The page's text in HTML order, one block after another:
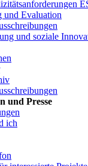
und Eva­lua­ti­on
und so­zia­le
und Pres­se
ich